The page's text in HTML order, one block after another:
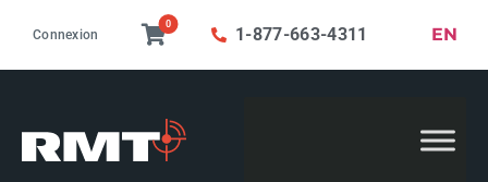
Connexion
0 1-877-663-4311 EN